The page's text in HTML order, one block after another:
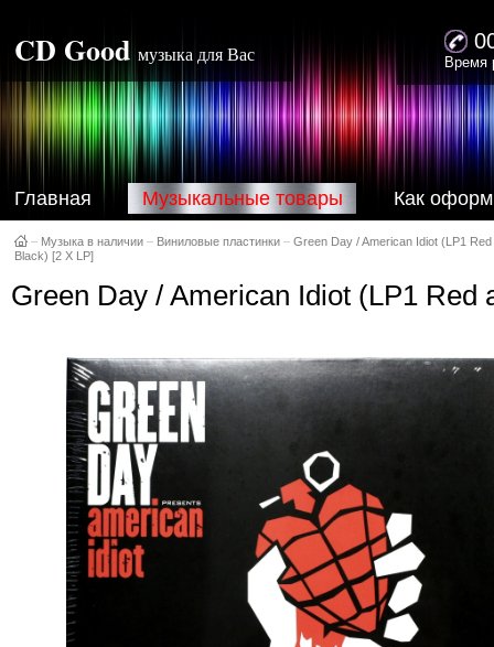
CD Good музыка для Вас Время
Главная Музыкальные товары Как
– Музыка в наличии – Виниловые пластинки – Green Day / American Idiot (LP1
Black) [2 X LP]
Green Day / American Idiot (LP1